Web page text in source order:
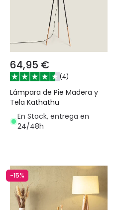
64,95 €
(4)
Lámpara de Pie Madera y
Tela Kathathu
En Stock, entrega en
24/48h
-15%